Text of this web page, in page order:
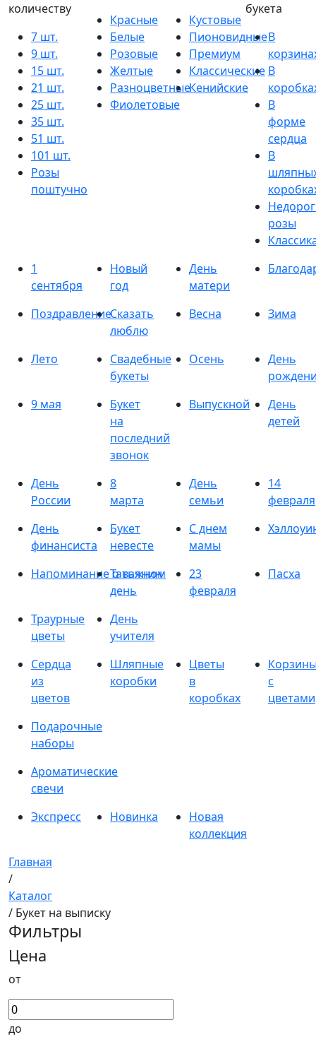
количеству
7 шт.
9 шт.
15 шт.
21 шт.
25 шт.
35 шт.
51 шт.
101 шт.
Розы
поштучно
Красные
Белые
Розовые
Желтые
Разноцветные
Фиолетовые
Кустовые
Пионовидные
Премиум
Классические
Кенийские
букета
В
В
В
форме
сердца
В
розы
1
сентября
Новый
год
День
матери
ПоздравлениеСказать
люблю
Весна Зима
Лето
Свадебные
букеты
Осень
День
9 мая
Букет
на
последний
звонок
Выпускной
День
детей
День
России
8
марта
День
семьи
14
февраля
День
финансиста
Букет
невесте
С днем
мамы
Напоминание о важном
Татьянин
день
23
февраля
Пасха
Траурные
цветы
День
учителя
Сердца
из
цветов
Шляпные
коробки
Цветы
в
коробках
с
цветами
Подарочные
наборы
Ароматические
свечи
Экспресс
Новинка
Новая
коллекция
Главная
/
Каталог
/ Букет на выписку
Фильтры
Цена
от
до